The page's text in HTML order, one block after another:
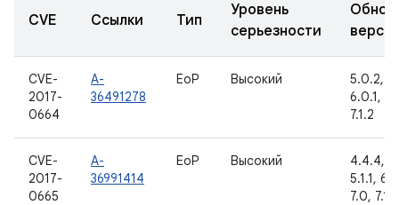
CVE Ссылки Тип
Уровень
серьезности
CVE-
2017-
0664
A-
36491278
EoP Высокий
5.0.2,
6.0.1,
7.1.2
CVE-
2017-
0665
A-
36991414
EoP Высокий
4.4.4,
5.1.1,
7.0,